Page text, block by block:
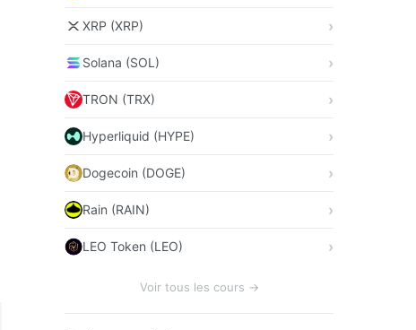
XRP (XRP)
Solana (SOL)
TRON (TRX)
Hyperliquid (HYPE)
Dogecoin (DOGE)
Rain (RAIN)
LEO Token (LEO)
Voir tous les cours →